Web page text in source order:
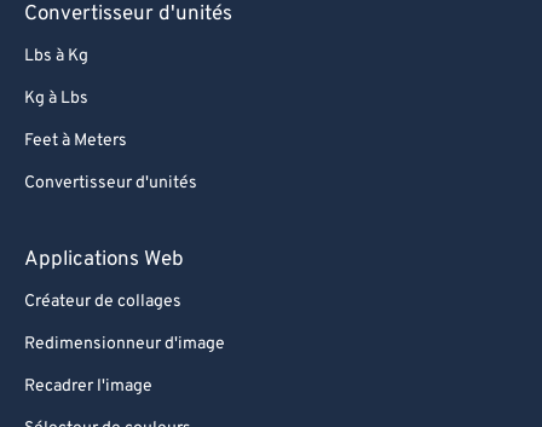
Convertisseur d'unités
Lbs à Kg
Kg à Lbs
Feet à Meters
Convertisseur d'unités
Applications Web
Créateur de collages
Redimensionneur d'image
Recadrer l'image